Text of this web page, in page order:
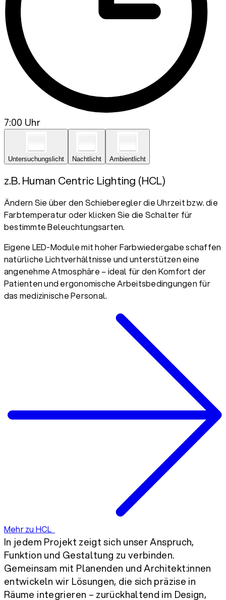
7:00 Uhr
Untersuchungslicht Nachtlicht Ambientlicht
z.B. Human Centric Lighting (HCL)
Ändern Sie über den Schieberegler die Uhrzeit bzw. die
Farbtemperatur oder klicken Sie die Schalter für
bestimmte Beleuchtungsarten.
Eigene LED-Module mit hoher Farbwiedergabe schaffen
natürliche Lichtverhältnisse und unterstützen eine
angenehme Atmosphäre – ideal für den Komfort der
Patienten und ergonomische Arbeitsbedingungen für
das medizinische Personal.
Mehr zu HCL
In jedem Projekt zeigt sich unser Anspruch,
Funktion und Gestaltung zu verbinden.
Gemeinsam mit Planenden und Architekt:innen
entwickeln wir Lösungen, die sich präzise in
Räume integrieren – zurückhaltend im Design,